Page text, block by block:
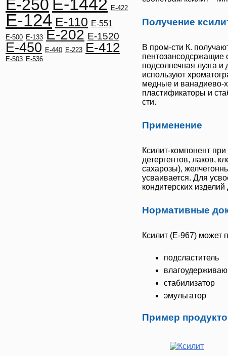
E-250 E-1442 E-422
E-124 E-110 E-551
E-500 E-133 E-202 E-1520
E-450 E-440 E-223 E-412
E-503 E-536
Получение
В пром-сти К.
пентозансодсржащие
подсолнечная лузга
используют
медные и ванадиево-
пластификаторы и
сти.
Применение
Ксилит-компонент
детергентов, лаков,
сахарозы),
усваивается. Для
кондитерских
Нормативные
Ксилит (Е-967) может
подсластитель
стабилизатор
эмульгатор
Пример